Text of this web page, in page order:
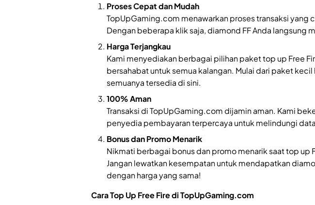
Proses Cepat dan Mudah
TopUpGaming.com menawarkan proses transaksi yang
Dengan beberapa klik saja, diamond FF Anda langsung
Harga Terjangkau
Kami menyediakan berbagai pilihan paket top up Free
bersahabat untuk semua kalangan. Mulai dari paket
semuanya tersedia di sini.
100% Aman
Transaksi di TopUpGaming.com dijamin aman. Kami
penyedia pembayaran terpercaya untuk melindungi
Bonus dan Promo Menarik
Nikmati berbagai bonus dan promo menarik saat top up
Jangan lewatkan kesempatan untuk mendapatkan
dengan harga yang sama!
Cara Top Up Free Fire di TopUpGaming.com